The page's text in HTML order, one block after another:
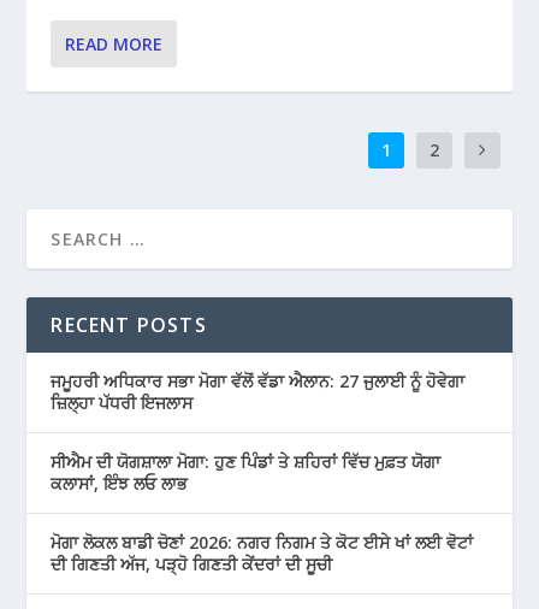
READ MORE
1 2
RECENT POSTS
ਜਮੂਹਰੀ ਅਧਿਕਾਰ ਸਭਾ ਮੋਗਾ ਵੱਲੋਂ ਵੱਡਾ ਐਲਾਨ: 27 ਜੁਲਾਈ ਨੂੰ ਹੋਵੇਗਾ
ਜ਼ਿਲ੍ਹਾ ਪੱਧਰੀ ਇਜਲਾਸ
ਸੀਐਮ ਦੀ ਯੋਗਸ਼ਾਲਾ ਮੋਗਾ: ਹੁਣ ਪਿੰਡਾਂ ਤੇ ਸ਼ਹਿਰਾਂ ਵਿੱਚ ਮੁਫ਼ਤ ਯੋਗਾ
ਕਲਾਸਾਂ, ਇੰਝ ਲਓ ਲਾਭ
ਮੋਗਾ ਲੋਕਲ ਬਾਡੀ ਚੋਣਾਂ 2026: ਨਗਰ ਨਿਗਮ ਤੇ ਕੋਟ ਈਸੇ ਖਾਂ ਲਈ ਵੋਟਾਂ
ਦੀ ਗਿਣਤੀ ਅੱਜ, ਪੜ੍ਹੋ ਗਿਣਤੀ ਕੇਂਦਰਾਂ ਦੀ ਸੂਚੀ